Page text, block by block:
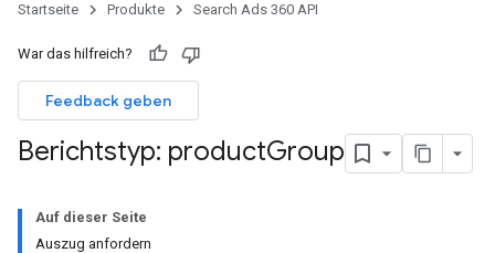
Startseite Produkte Search Ads 360 API
War das hilfreich?
Feedback geben
Berichtstyp: productGroup
Auf dieser Seite
Auszug anfordern